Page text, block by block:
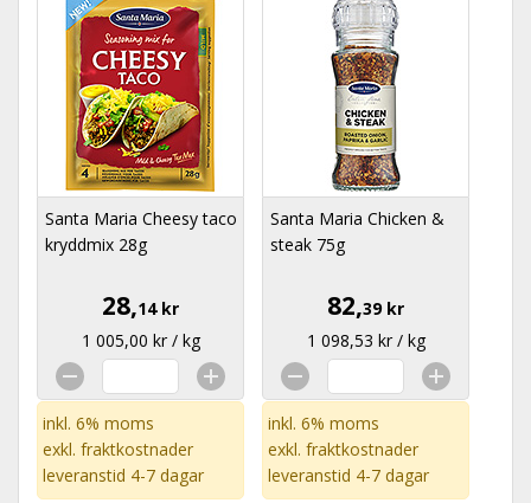
Santa Maria Cheesy taco
kryddmix 28g
28,14 kr
1 005,00 kr / kg
inkl. 6% moms
exkl. fraktkostnader
leveranstid 4-7 dagar
Santa Maria Chicken &
steak 75g
82,39 kr
1 098,53 kr / kg
inkl. 6% moms
exkl. fraktkostnader
leveranstid 4-7 dagar